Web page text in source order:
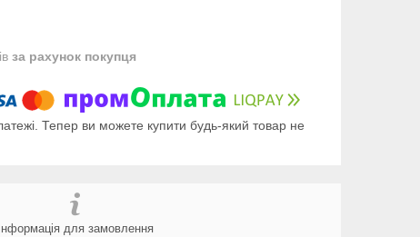
за рахунок покупця
Тепер ви можете купити будь-який товар не
Інформація для замовлення